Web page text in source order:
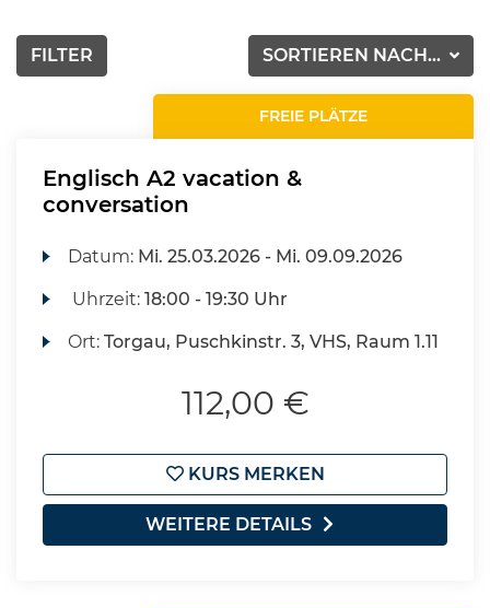
SORTIEREN NACH...
FILTER
FREIE PLÄTZE
Englisch A2 vacation &
conversation
Datum: Mi. 25.03.2026 - Mi. 09.09.2026
Uhrzeit:18:00 - 19:30 Uhr
Ort:Torgau, Puschkinstr. 3, VHS, Raum 1.11
112,00 €
KURS MERKEN
WEITERE DETAILS